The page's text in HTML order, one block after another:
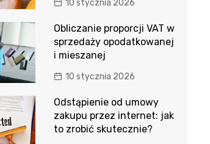
10 stycznia 2026
Obliczanie proporcji VAT w
sprzedaży opodatkowanej
i mieszanej
10 stycznia 2026
Odstąpienie od umowy
zakupu przez internet: jak
to zrobić skutecznie?